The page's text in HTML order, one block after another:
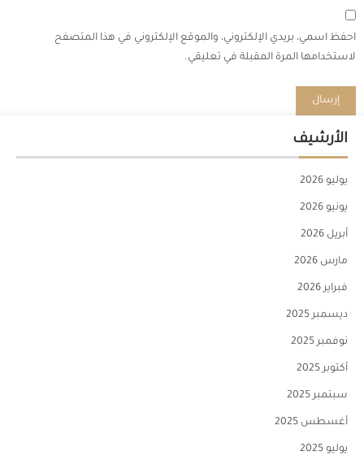
احفظ اسمي، بريدي الإلكتروني، والموقع الإلكتروني في هذا المتصفح
لاستخدامها المرة المقبلة في تعليقي.
الأرشيف
يوليو 2026
يونيو 2026
أبريل 2026
مارس 2026
فبراير 2026
ديسمبر 2025
نوفمبر 2025
أكتوبر 2025
سبتمبر 2025
أغسطس 2025
يوليو 2025